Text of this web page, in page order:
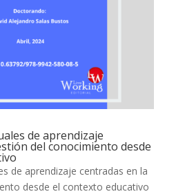
de aprendizaje
del conocimiento desde
de aprendizaje centradas en la
desde el contexto educativo